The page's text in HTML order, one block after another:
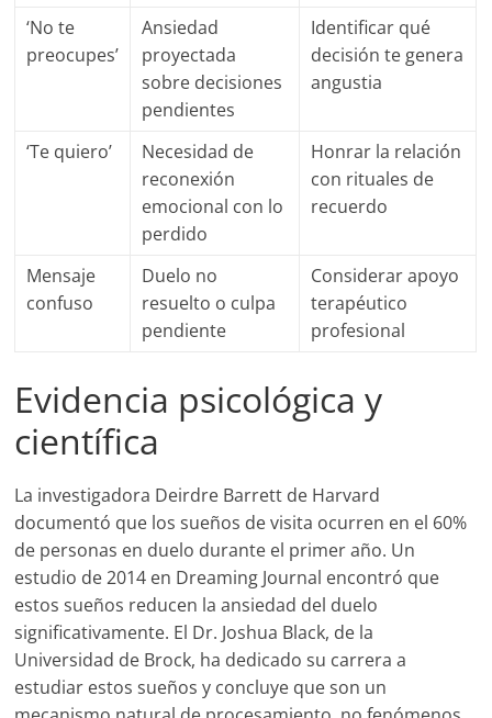
‘No te
preocupes’
Ansiedad
proyectada
sobre decisiones
pendientes
Identificar qué
decisión te genera
angustia
‘Te quiero’
Necesidad de
reconexión
emocional con lo
perdido
Honrar la relación
con rituales de
recuerdo
Mensaje
confuso
Duelo no
resuelto o culpa
pendiente
Considerar apoyo
terapéutico
profesional
Evidencia psicológica y
científica
La investigadora Deirdre Barrett de Harvard
documentó que los sueños de visita ocurren en el 60%
de personas en duelo durante el primer año. Un
estudio de 2014 en Dreaming Journal encontró que
estos sueños reducen la ansiedad del duelo
significativamente. El Dr. Joshua Black, de la
Universidad de Brock, ha dedicado su carrera a
estudiar estos sueños y concluye que son un